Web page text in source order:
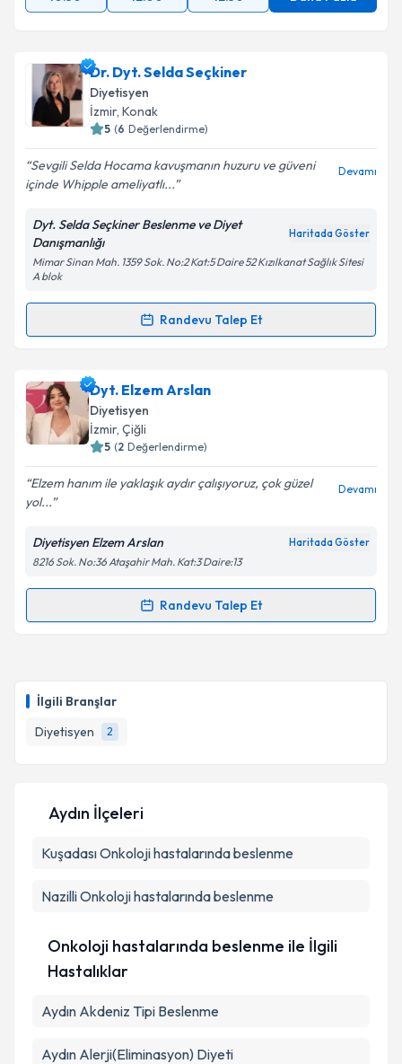
İlgili Branşlar
Diyetisyen
2
Dr. Dyt. Selda Seçkiner
Diyetisyen
İzmir, Konak
5 (6 Değerlendirme)
Sevgili Selda Hocama kavuşmanın huzuru ve güveni
içinde Whipple ameliyatlı...
Devamı
Dyt. Selda Seçkiner Beslenme ve Diyet
Danışmanlığı
Haritada Göster
Mimar Sinan Mah. 1359 Sok. No:2 Kat:5 Daire 52 Kızılkanat Sağlık Sitesi
A blok
Randevu Talep Et
Randevu Takvimi Talebi
Dr. Dyt. Selda Seçkineriçin randevu takvimi talebi
oluşturun. Size bu uzmandan randevu almanız için bir
takvim hazırlandığında e-posta ile bilgilendireceğiz.
Kişisel verilerimin işlenmesine ilişkin
Aydınlatma
Metni'ni okudum ve kişisel verilerimin belirtilen
kapsamda işlenmesini kabul ediyorum.
Dyt. Elzem Arslan
Diyetisyen
İzmir, Çiğli
5 (2 Değerlendirme)
Elzem hanım ile yaklaşık aydır çalışıyoruz, çok güzel
yol...
Devamı
Diyetisyen Elzem Arslan Haritada Göster
8216 Sok. No:36 Ataşahir Mah. Kat:3 Daire:13
Randevu Talep Et
Randevu Takvimi Talebi
takvim hazırlandığında e-posta ile bilgilendireceğiz.
E-posta Adresiniz
Metni'ni okudum ve kişisel verilerimin belirtilen
Aydın İlçeleri
KuşadasıOnkoloji hastalarında beslenme
NazilliOnkoloji hastalarında beslenme
Onkoloji hastalarında beslenme ile İlgili
Hastalıklar
Aydın Akdeniz Tipi Beslenme
Aydın Alerji(Eliminasyon) Diyeti